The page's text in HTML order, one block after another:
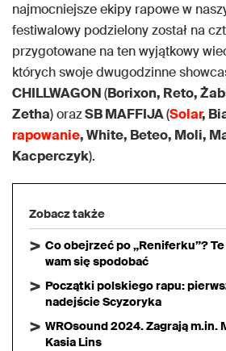
najmocniejsze ekipy rapowe w
festiwalowy podzielony został na
przygotowane na ten wyjątkowy
których swoje dwugodzinne
CHILLWAGON(Borixon, Reto,
Zetha) orazSB MAFFIJA(Solar,
rapowanie, White, Beteo, Moli,
Kacperczyk).
Zobacz także
Co obejrzeć po „Reniferku”?
wam się spodobać
Początki polskiego rapu:
nadejście Scyzoryka
WROsound 2024. Zagrają m.in.
Kasia Lins